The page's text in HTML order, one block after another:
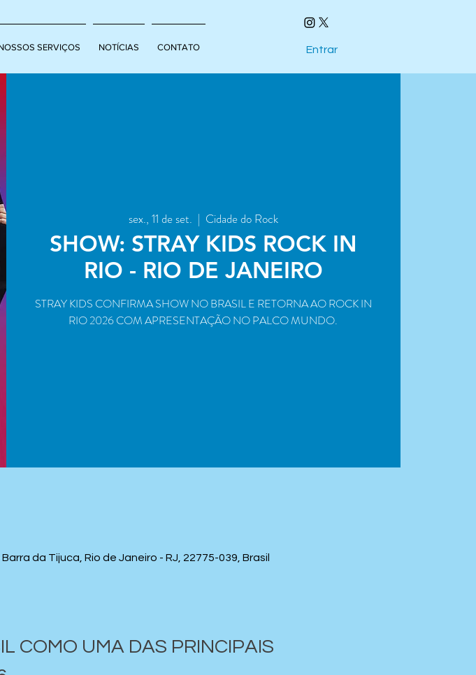
SERVIÇOS NOTÍCIAS CONTATO Entrar
sex., 11 de set.
  |
Cidade do Rock
SHOW: STRAY KIDS ROCK IN
RIO - RIO DE JANEIRO
STRAY KIDS CONFIRMA SHOW NO BRASIL E RETORNA AO ROCK IN
RIO 2026 COM APRESENTAÇÃO NO PALCO MUNDO.
da Tijuca, Rio de Janeiro - RJ, 22775-039, Brasil
COMO UMA DAS PRINCIPAIS